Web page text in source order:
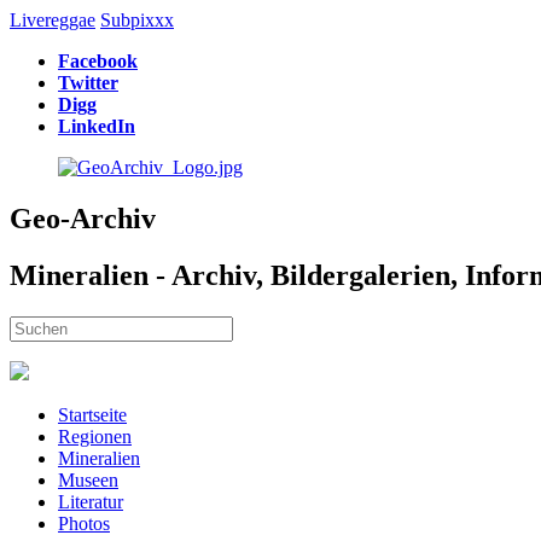
Livereggae Subpixxx
Facebook
Twitter
Digg
LinkedIn
Geo-Archiv
Mineralien - Archiv, Bildergalerien,
Startseite
Regionen
Mineralien
Museen
Literatur
Photos